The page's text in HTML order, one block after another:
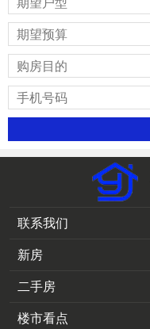
联系我们
新房
二手房
楼市看点